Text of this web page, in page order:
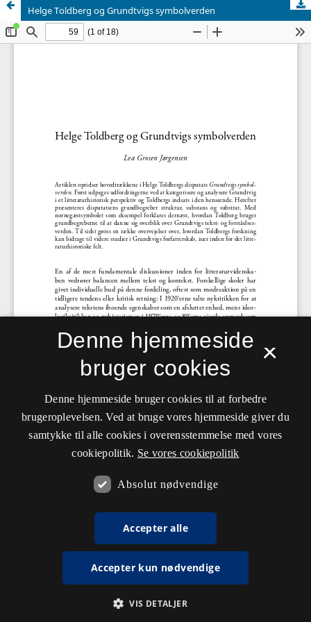
Helge Toldberg og Grundtvigs symbolverden
×
Denne hjemmeside
bruger cookies
Denne hjemmeside bruger cookies til at forbedre
brugeroplevelsen. Ved at bruge vores hjemmeside giver du
samtykke til alle cookies i overensstemmelse med vores
cookiepolitik. Se vores cookiepolitik
Absolut nødvendige
Accepter alle
Accepter kun nødvendige
VIS DETALJER